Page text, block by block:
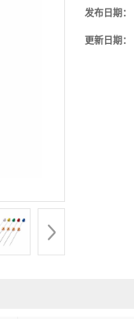
发布日期：
更新日期：